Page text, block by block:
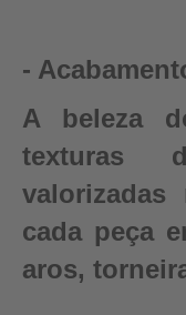
-
A beleza
texturas
cada peça
aros,